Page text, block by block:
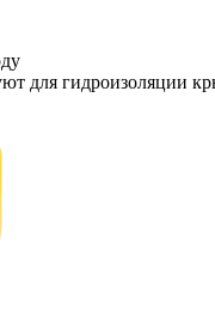
для гидроизоляции